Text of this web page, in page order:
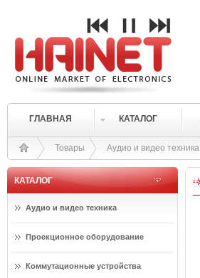
ГЛАВНАЯ КАТАЛОГ
Товары Аудио и видео техника
КАТАЛОГ
Аудио и видео техника
Проекционное оборудование
Коммутационные устройства